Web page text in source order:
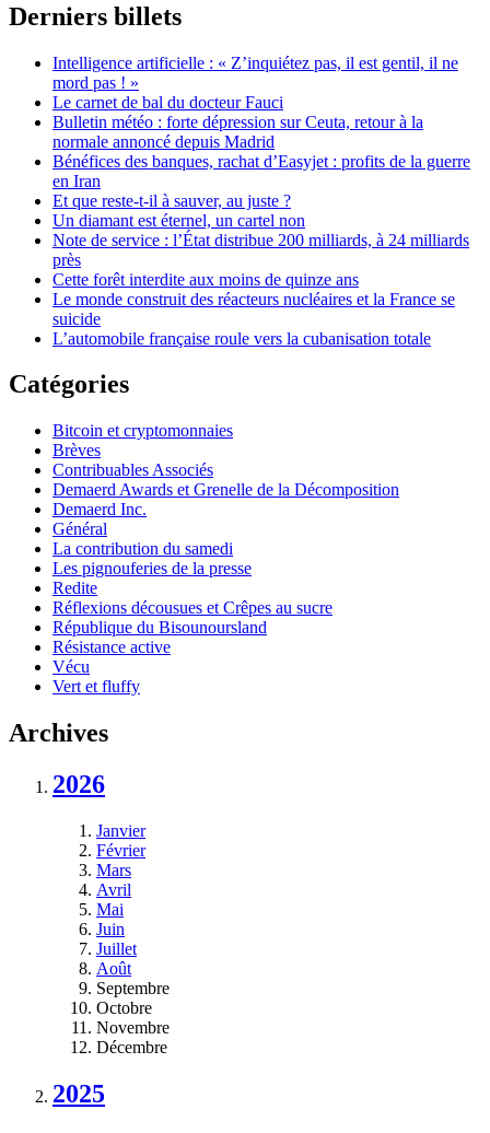
Derniers billets
Intelligence artificielle : « Z’inquiétez pas, il est gentil, il ne
mord pas ! »
Le carnet de bal du docteur Fauci
Bulletin météo : forte dépression sur Ceuta, retour à la
normale annoncé depuis Madrid
Bénéfices des banques, rachat d’Easyjet : profits de la guerre
en Iran
Et que reste-t-il à sauver, au juste ?
Un diamant est éternel, un cartel non
Note de service : l’État distribue 200 milliards, à 24 milliards
près
Cette forêt interdite aux moins de quinze ans
Le monde construit des réacteurs nucléaires et la France se
suicide
L’automobile française roule vers la cubanisation totale
Catégories
Bitcoin et cryptomonnaies
Brèves
Contribuables Associés
Demaerd Awards et Grenelle de la Décomposition
Demaerd Inc.
Général
La contribution du samedi
Les pignouferies de la presse
Redite
Réflexions décousues et Crêpes au sucre
République du Bisounoursland
Résistance active
Vécu
Vert et fluffy
Archives
2026
Janvier
Février
Mars
Avril
Mai
Juin
Juillet
Août
Septembre
Octobre
Novembre
Décembre
2025